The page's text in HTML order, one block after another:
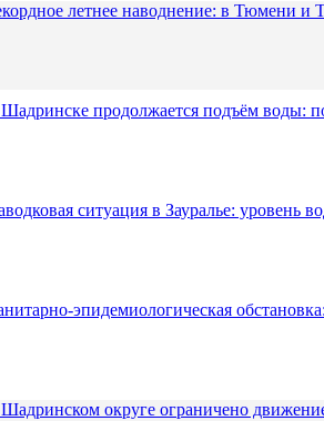
летнее наводнение: в Тюмени и
продолжается подъём воды:
ситуация в Зауралье: уровень
эпидемиологическая
округе ограничено